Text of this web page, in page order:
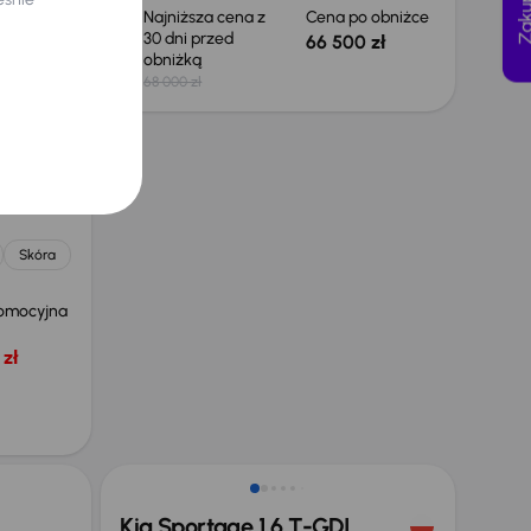
Najniższa cena z
30 dni przed
obniżką
68 000 zł
Cena po obniżce
66 500 zł
Skóra